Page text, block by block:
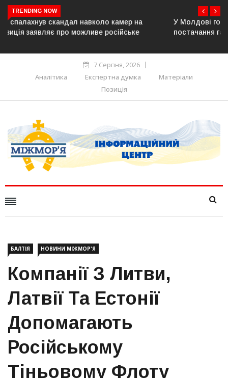
TRENDING NOW
У Молдові готують план дій на випадок припинення
постачання газу до Придністров’я
7 Серпня, 2026
Експертна думка
Позиція
Компанії З Литви,
Латвії Та Естонії
Допомагають
Російському
Тіньовому Флоту